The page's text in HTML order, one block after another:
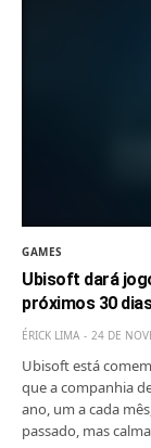
GAMES
Ubisoft dará
próximos 30
ÉRICK LIMA 24 DE
Ubisoft está
que a companhia
ano, um a cada
passado, mas